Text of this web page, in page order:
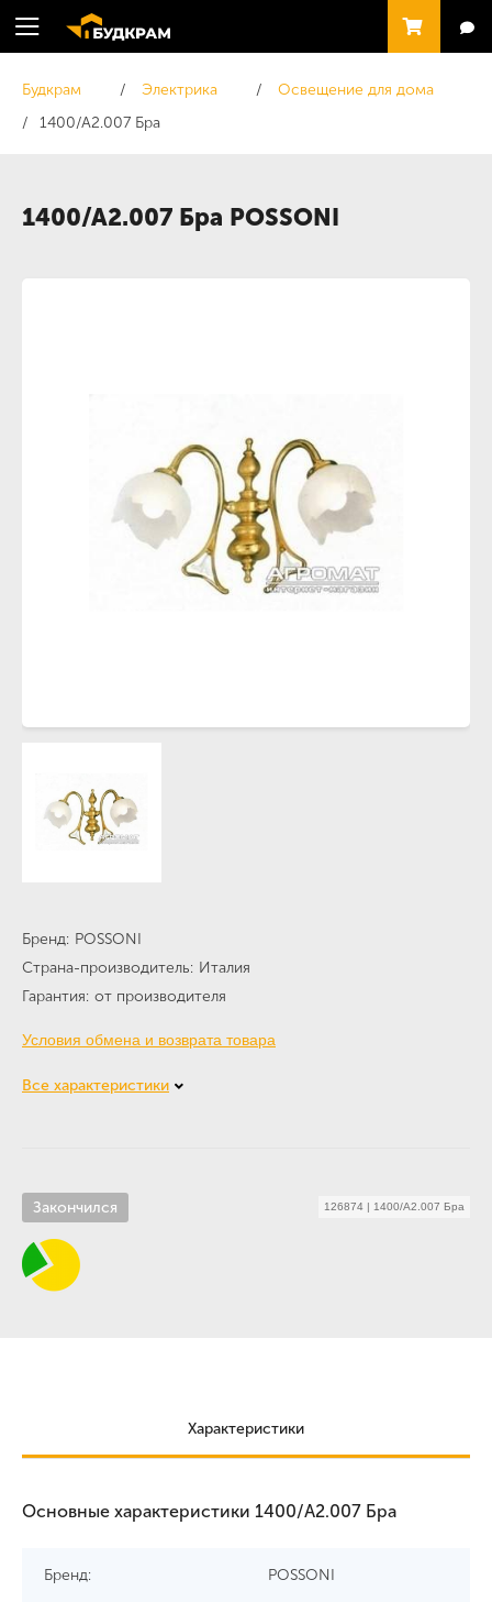
Будкрам Электрика
Освещение для дома
1400/A2.007 Бра
1400/A2.007 Бра POSSONI
Бренд POSSONI
Страна-производитель Италия
Гарантия от производителя
Условия обмена и возврата товара
Все характеристики
Закончился 126874 | 1400/A2.007 Бра
Характеристики
Основные характеристики 1400/A2.007 Бра
Бренд: POSSONI